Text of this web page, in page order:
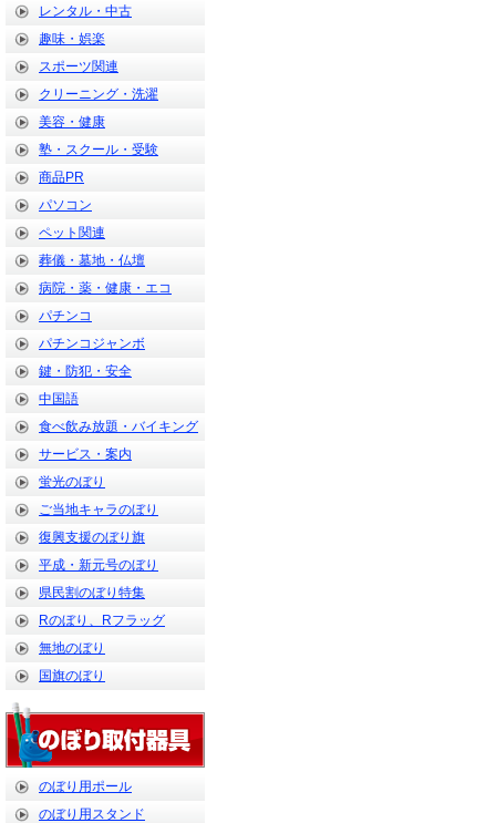
レンタル・中古
趣味・娯楽
スポーツ関連
クリーニング・洗濯
美容・健康
塾・スクール・受験
商品PR
パソコン
ペット関連
葬儀・墓地・仏壇
病院・薬・健康・エコ
パチンコ
パチンコジャンボ
鍵・防犯・安全
中国語
食べ飲み放題・バイキング
サービス・案内
蛍光のぼり
ご当地キャラのぼり
復興支援のぼり旗
平成・新元号のぼり
県民割のぼり特集
Rのぼり、Rフラッグ
無地のぼり
国旗のぼり
のぼり用ポール
のぼり用スタンド